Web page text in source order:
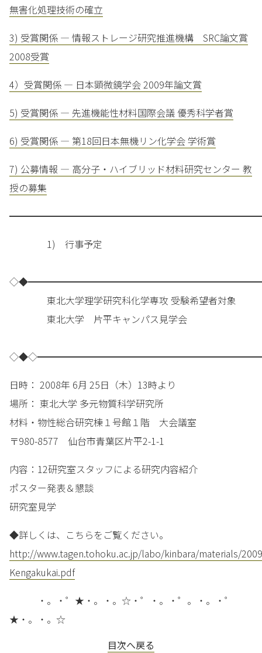
無害化処理技術の確立
3) 受賞関係 — 情報ストレージ研究推進機構 SRC論文賞
2008受賞
4）受賞関係 — 日本顕微鏡学会 2009年論文賞
5) 受賞関係 — 先進機能性材料国際会議 優秀科学者賞
6) 受賞関係 — 第18回日本無機リン化学会 学術賞
7) 公募情報 — 高分子・ハイブリッド材料研究センター 教
授の募集
1) 行事予定
東北大学理学研究科化学専攻 受験希望者対象
東北大学 片平キャンパス見学会
日時： 2008年 6月 25日（木）13時より
場所： 東北大学 多元物質科学研究所
材料・物性総合研究棟１号館１階 大会議室
〒980-8577 仙台市青葉区片平2-1-1
内容：12研究室スタッフによる研究内容紹介
ポスター発表＆懇談
研究室見学
◆詳しくは、こちらをご覧ください。
http://www.tagen.tohoku.ac.jp/labo/kinbara/materials/
Kengakukai.pdf
・。・゜★・。・。☆・゜・。・゜。・。・゜
★・。・。☆
目次へ戻る